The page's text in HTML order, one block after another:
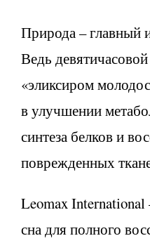
Природа – главный
Ведь
«эликсиром
в улучшении
синтеза белков и
поврежденных
Leomax
сна для полного